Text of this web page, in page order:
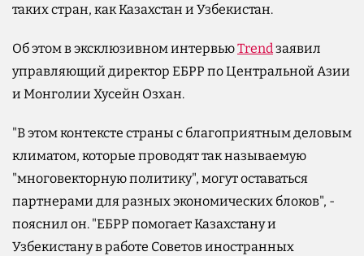
таких стран, как Казахстан и Узбекистан.
Об этом в эксклюзивном интервьюTrendзаявил
управляющий директор ЕБРР по Центральной Азии
и Монголии Хусейн Озхан.
"В этом контексте страны с благоприятным деловым
климатом, которые проводят так называемую
"многовекторную политику", могут оставаться
партнерами для разных экономических блоков", -
пояснил он. "ЕБРР помогает Казахстану и
Узбекистану в работе Советов иностранных